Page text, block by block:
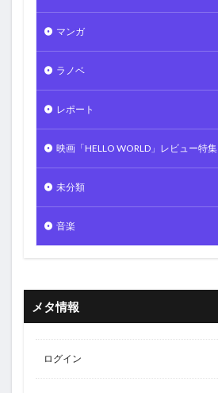
マンガ
ラノベ
レポート
映画「HELLO WORLD」レビュー特集
未分類
音楽
メタ情報
ログイン